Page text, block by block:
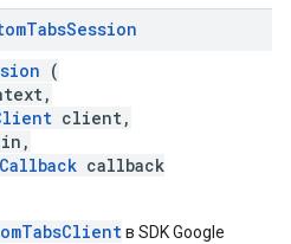
TabsSession
(
client,
callback
в SDK Google